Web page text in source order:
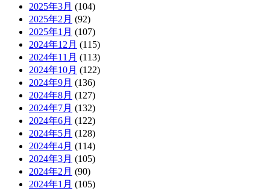
2025年3月 (104)
2025年2月 (92)
2025年1月 (107)
2024年12月 (115)
2024年11月 (113)
2024年10月 (122)
2024年9月 (136)
2024年8月 (127)
2024年7月 (132)
2024年6月 (122)
2024年5月 (128)
2024年4月 (114)
2024年3月 (105)
2024年2月 (90)
2024年1月 (105)